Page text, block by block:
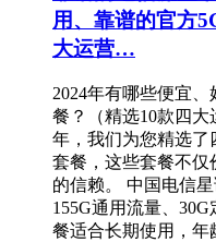
用、靠谱的官方
大运营…
2024年有哪些便宜
餐？（精选10款四大
年，我们为您精选了
套餐，这些套餐不仅
的信赖。 中国电信
155G通用流量、
餐适合长期使用，